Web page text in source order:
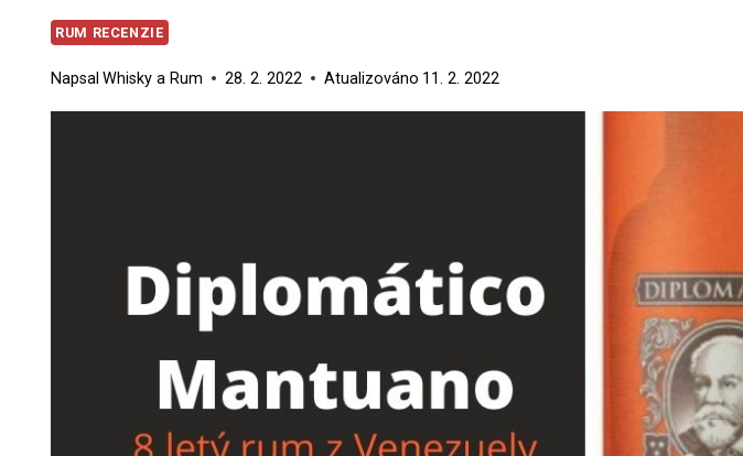
RUM RECENZIE
Napsal Whisky a Rum 28. 2. 2022 Atualizováno 11. 2. 2022